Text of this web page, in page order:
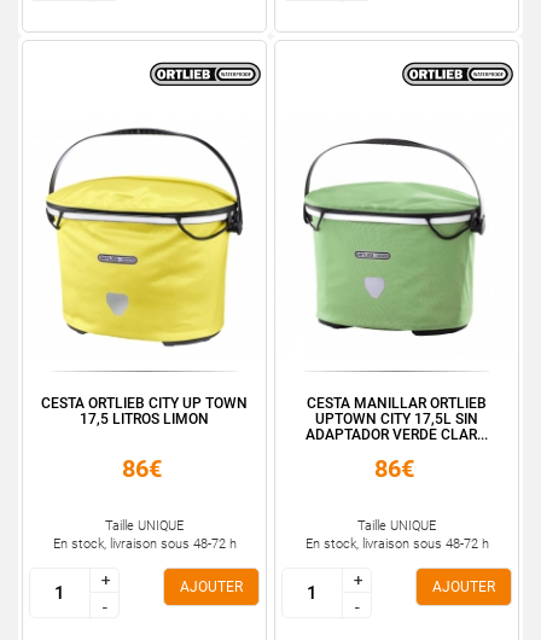
CESTA ORTLIEB CITY UP TOWN
17,5 LITROS LIMON
86€
Taille UNIQUE
En stock, livraison sous 48-72 h
+
-
+
-
AJOUTER
CESTA MANILLAR ORTLIEB
UPTOWN CITY 17,5L SIN
ADAPTADOR VERDE CLAR...
86€
Taille UNIQUE
En stock, livraison sous 48-72 h
+
-
+
-
AJOUTER